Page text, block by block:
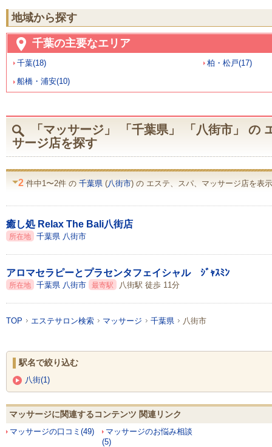
地域から探す
千葉の主要なエリア
千葉(18) 柏・松戸(17)
船橋・浦安(10)
「マッサージ」 「千葉県」 「八街市」 の
サージ店を探す
2 件中1〜2件 の 千葉県 (八街市) の エステ、スパ、マッサージ店を表
癒し処 Relax The Bali八街店
所在地 千葉県 八街市
アロマセラピーとプラセンタフェイシャル ｼﾞｬｽﾐﾝ
所在地 千葉県 八街市 最寄駅 八街駅 徒歩 11分
TOP エステサロン検索 マッサージ 千葉県 八街市
駅名で絞り込む
八街(1)
マッサージに関連するコンテンツ 関連リンク
マッサージの口コミ(49)
マッサージのお悩み相談
(5)